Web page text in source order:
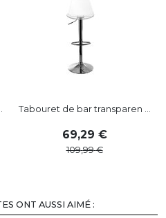
Tabouret de bar transparen ...
69,29
109,99
ONT AUSSI AIMÉ :